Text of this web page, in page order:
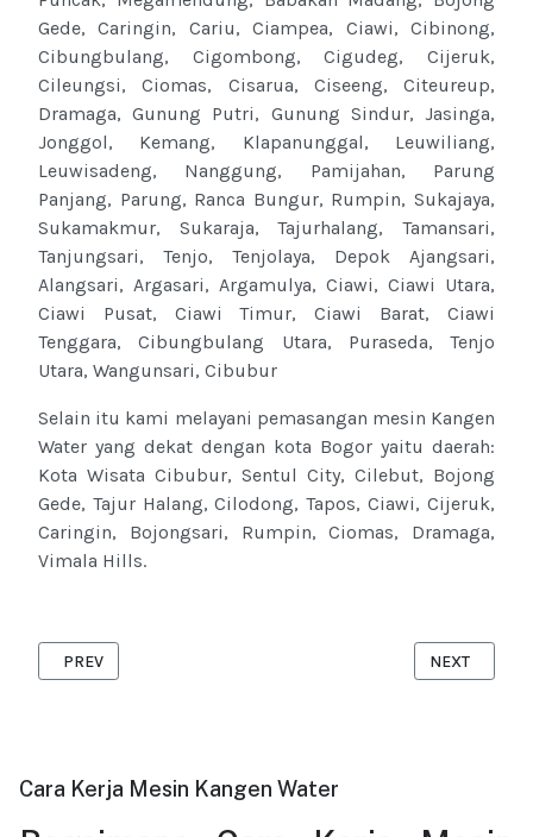
Gede, Caringin, Cariu, Ciampea, Ciawi, Cibinong,
Cibungbulang, Cigombong, Cigudeg, Cijeruk,
Cileungsi, Ciomas, Cisarua, Ciseeng, Citeureup,
Dramaga, Gunung Putri, Gunung Sindur, Jasinga,
Jonggol, Kemang, Klapanunggal, Leuwiliang,
Leuwisadeng, Nanggung, Pamijahan, Parung
Panjang, Parung, Ranca Bungur, Rumpin, Sukajaya,
Sukamakmur, Sukaraja, Tajurhalang, Tamansari,
Tanjungsari, Tenjo, Tenjolaya, Depok Ajangsari,
Alangsari, Argasari, Argamulya, Ciawi, Ciawi Utara,
Ciawi Pusat, Ciawi Timur, Ciawi Barat, Ciawi
Tenggara, Cibungbulang Utara, Puraseda, Tenjo
Utara, Wangunsari, Cibubur
Selain itu kami melayani pemasangan mesin Kangen
Water yang dekat dengan kota Bogor yaitu daerah:
Kota Wisata Cibubur, Sentul City, Cilebut, Bojong
Gede, Tajur Halang, Cilodong, Tapos, Ciawi, Cijeruk,
Caringin, Bojongsari, Rumpin, Ciomas, Dramaga,
Vimala Hills.
PREVIOUS ARTICLE: KANGEN WATER CIKARANG
PREV NEXT
NEXT
Cara Kerja Mesin Kangen Water